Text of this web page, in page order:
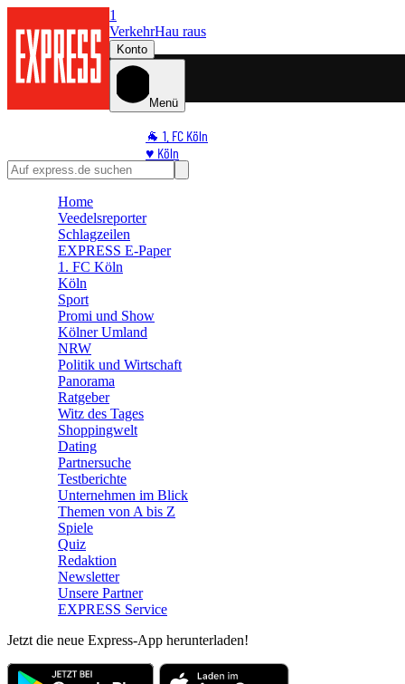
1
VerkehrHau raus
Konto
Menü
🐐 1. FC Köln
♥️ Köln
🛒 Shoppingwelt
Home
Veedelsreporter
Schlagzeilen
EXPRESS E-Paper
1. FC Köln
Köln
Sport
Promi und Show
Kölner Umland
NRW
Politik und Wirtschaft
Panorama
Ratgeber
Witz des Tages
Shoppingwelt
Dating
Partnersuche
Testberichte
Unternehmen im Blick
Themen von A bis Z
Spiele
Quiz
Redaktion
Newsletter
Unsere Partner
EXPRESS Service
Jetzt die neue Express-App herunterladen!